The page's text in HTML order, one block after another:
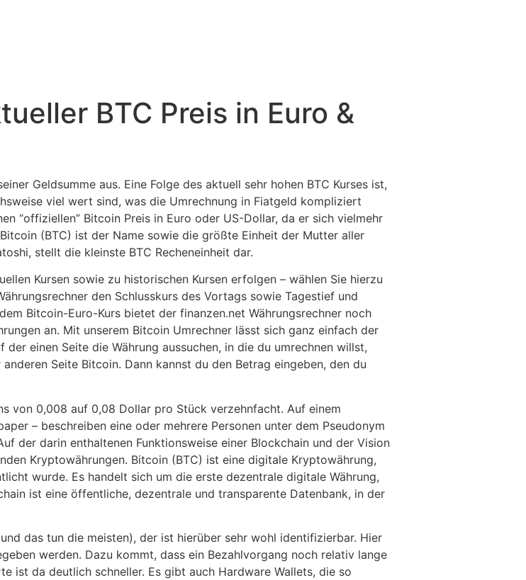
BTC Preis in Euro &
Geldsumme aus. Eine Folge des aktuell sehr hohen BTC Kurses ist,
viel wert sind, was die Umrechnung in Fiatgeld kompliziert
“offiziellen” Bitcoin Preis in Euro oder US-Dollar, da er sich vielmehr
(BTC) ist der Name sowie die größte Einheit der Mutter aller
stellt die kleinste BTC Recheneinheit dar.
Kursen sowie zu historischen Kursen erfolgen – wählen Sie hierzu
den Schlusskurs des Vortags sowie Tagestief und
Bitcoin-Euro-Kurs bietet der finanzen.net Währungsrechner noch
an. Mit unserem Bitcoin Umrechner lässt sich ganz einfach der
einen Seite die Währung aussuchen, in die du umrechnen willst,
Seite Bitcoin. Dann kannst du den Betrag eingeben, den du
von 0,008 auf 0,08 Dollar pro Stück verzehnfacht. Auf einem
– beschreiben eine oder mehrere Personen unter dem Pseudonym
der darin enthaltenen Funktionsweise einer Blockchain und der Vision
Kryptowährungen. Bitcoin (BTC) ist eine digitale Kryptowährung,
wurde. Es handelt sich um die erste dezentrale digitale Währung,
ist eine öffentliche, dezentrale und transparente Datenbank, in der
das tun die meisten), der ist hierüber sehr wohl identifizierbar. Hier
werden. Dazu kommt, dass ein Bezahlvorgang noch relativ lange
ist da deutlich schneller. Es gibt auch Hardware Wallets, die so